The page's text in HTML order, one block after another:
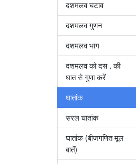
दशमलव घटाव
दशमलव गुणन
दशमलव भाग
दशमलव को दस . की
घात से गुणा करें
घातांक
सरल घातांक
घातांक (बीजगणित मूल
बातें)